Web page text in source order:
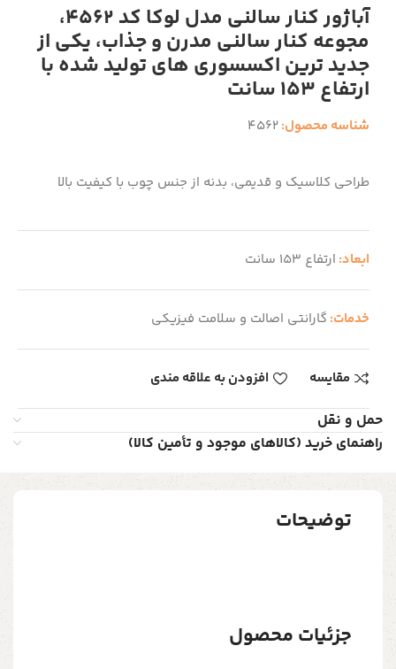
آباژور کنار سالنی مدل لوکا کد 4562،
مجوعه کنار سالنی مدرن و جذاب، یکی از
جدید ترین اکسسوری های تولید شده با
ارتفاع 153 سانت
شناسه محصول:4562
طراحی کلاسیک و قدیمی، بدنه از جنس چوب با کیفیت بالا
ابعاد: ارتفاع 153 سانت
خدمات: گارانتی اصالت و سلامت فیزیکی
مقایسه افزودن به علاقه مندی
حمل و نقل
راهنمای خرید (کالاهای موجود و تأمین کالا)
توضیحات
جزئیات محصول